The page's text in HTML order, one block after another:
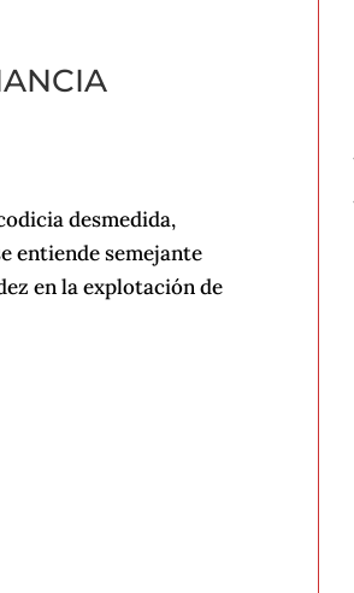
desmedida,
entiende semejante
en la explotación de